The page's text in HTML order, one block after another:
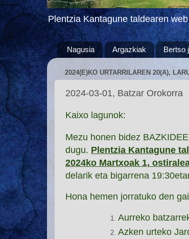
Plentzia Kantagune taldearen
Nagusia Argazkiak Bertso
2024(E)KO URTARRILAREN 20(A),
2024-03-01, Batzar Orokorra
Kaixo lagunok:
Mezu honen bidez
dugu. Plentzia Kantagune
2024ko Martxoak 1,
delarik eta bigarrena
Hona hemen jorratuko den
Aurreko
Azken urteko